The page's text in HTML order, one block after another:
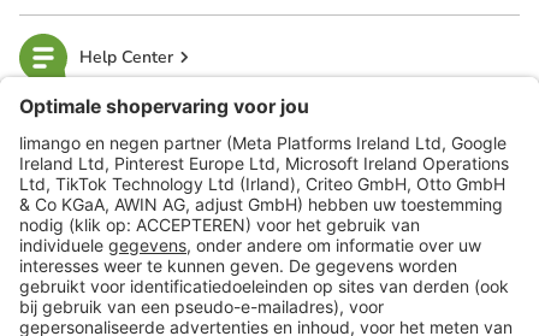
Help Center
limango
Veilig winkelen
Klantenservice
Shop